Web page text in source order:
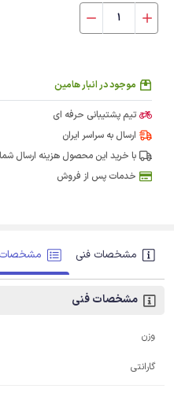
موجود در انبار هامین
تیم پشتیبانی حرفه ای
ارسال به سراسر ایران
با خرید این محصول هزینه ارسال
خدمات پس از فروش
مشخصات فنی مشخصات
مشخصات فنی
وزن
گارانتی